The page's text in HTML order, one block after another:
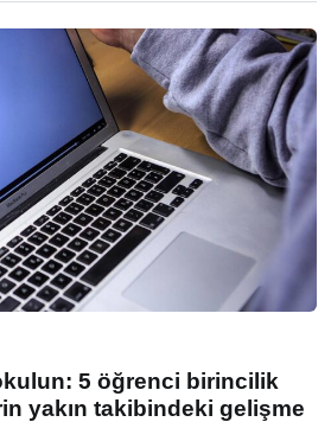
5 öğrenci birincilik
yakın takibindeki gelişme